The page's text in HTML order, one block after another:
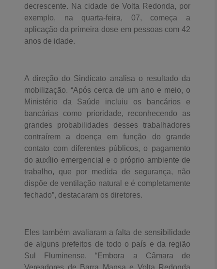
decrescente. Na cidade de Volta Redonda, por
exemplo, na quarta-feira, 07, começa a
aplicação da primeira dose em pessoas com 42
anos de idade.
A direção do Sindicato analisa o resultado da
mobilização. “Após cerca de um ano e meio, o
Ministério da Saúde incluiu os bancários e
bancárias como prioridade, reconhecendo as
grandes probabilidades desses trabalhadores
contraírem a doença em função do grande
contato com diferentes públicos, o pagamento
do auxílio emergencial e o próprio ambiente de
trabalho, que por medida de segurança, não
dispõe de ventilação natural e é completamente
fechado”, destacaram os diretores.
Eles também avaliaram a falta de sensibilidade
de alguns prefeitos de todo o país e da região
Sul Fluminense. “Embora a Câmara de
Vereadores de Barra Mansa e Volta Redonda